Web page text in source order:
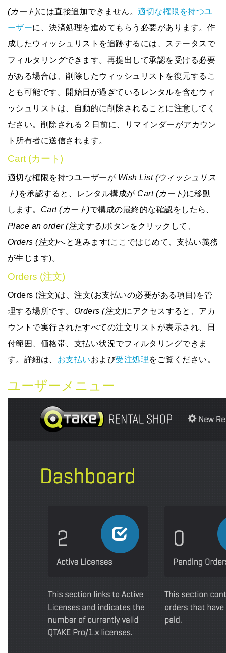
(カート)には直接追加できません。適切な権限を持つユ
ーザーに、決済処理を進めてもらう必要があります。作
成したウィッシュリストを追跡するには、ステータスで
フィルタリングできます。再提出して承認を受ける必要
がある場合は、削除したウィッシュリストを復元するこ
とも可能です。開始日が過ぎているレンタルを含むウィ
ッシュリストは、自動的に削除されることに注意してく
ださい。削除される 2 日前に、リマインダーがアカウン
ト所有者に送信されます。
Cart (カート)
適切な権限を持つユーザーが Wish List (ウィッシュリス
ト)を承認すると、レンタル構成が Cart (カート)に移動
します。 Cart (カート)で構成の最終的な確認をしたら、
Place an order (注文する)ボタンをクリックして、
Orders (注文)へと進みます(ここではじめて、支払い義務
が生じます)。
Orders (注文)
Orders (注文)は、注文(お支払いの必要がある項目)を管
理する場所です。 Orders (注文)にアクセスすると、アカ
ウントで実行されたすべての注文リストが表示され、日
付範囲、価格帯、支払い状況でフィルタリングできま
す。詳細は、 お支払いおよび受注処理をご覧ください。
ユーザーメニュー